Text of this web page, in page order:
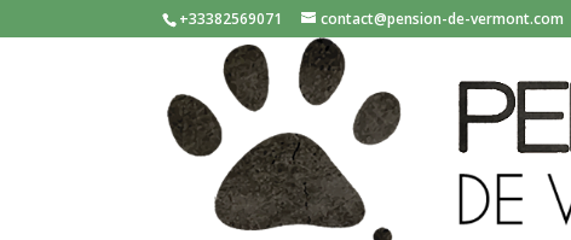
+33382569071 contact@pension-de-vermont.com